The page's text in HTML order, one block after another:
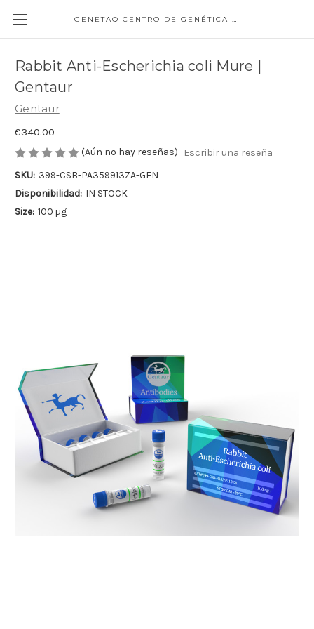
GENETAQ CENTRO DE GENÉTICA MOLECULAR
Rabbit Anti-Escherichia coli Mure |
Gentaur
Gentaur
€340.00
(Aún no hay reseñas)
Escribir una reseña
SKU: 399-CSB-PA359913ZA-GEN
Disponibilidad: IN STOCK
Size: 100 µg